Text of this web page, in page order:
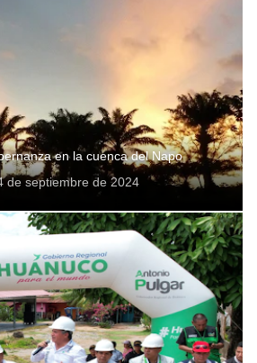
en la cuenca del Napo
de septiembre de 2024